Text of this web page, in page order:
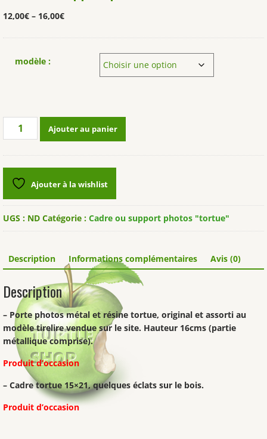
12,00€ – 16,00€
modèle :
quantité
support
photos
tortue
Ajouter au panier
Ajouter à la wishlist
UGS : ND Catégorie : Cadre ou support photos "tortue"
Description Informations complémentaires Avis (0)
Description
– Porte photos métal et résine tortue, original et assorti au
modèle tirelire vendue sur le site. Hauteur 16cms (partie
métallique comprise).
Produit d’occasion
– Cadre tortue 15×21, quelques éclats sur le bois.
Produit d’occasion